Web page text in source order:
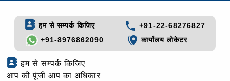
हम से सम्पर्क किजिए
+91-22-68276827
+91-8976862090
कार्यालय लोकेटर
हम से सम्पर्क किजिए
आप की पूंजी आप का अधिकार